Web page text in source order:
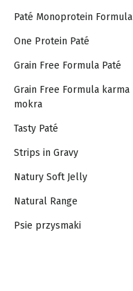
Paté Monoprotein Formula
One Protein Paté
Grain Free Formula Paté
Grain Free Formula karma
mokra
Tasty Paté
Strips in Gravy
Natury Soft Jelly
Natural Range
Psie przysmaki